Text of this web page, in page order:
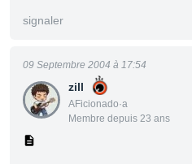
signaler
zill
AFicionado·a
Membre depuis 23 ans
09 Septembre 2004 à 17:54